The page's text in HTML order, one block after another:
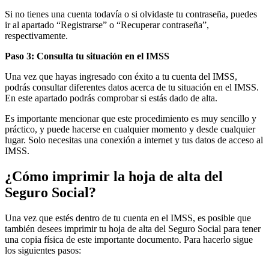
Si no tienes una cuenta todavía o si olvidaste tu contraseña, puedes
ir al apartado “Registrarse” o “Recuperar contraseña”,
respectivamente.
Paso 3: Consulta tu situación en el IMSS
Una vez que hayas ingresado con éxito a tu cuenta del IMSS,
podrás consultar diferentes datos acerca de tu situación en el IMSS.
En este apartado podrás comprobar si estás dado de alta.
Es importante mencionar que este procedimiento es muy sencillo y
práctico, y puede hacerse en cualquier momento y desde cualquier
lugar. Solo necesitas una conexión a internet y tus datos de acceso al
IMSS.
¿Cómo imprimir la hoja de alta del
Seguro Social?
Una vez que estés dentro de tu cuenta en el IMSS, es posible que
también desees imprimir tu hoja de alta del Seguro Social para tener
una copia física de este importante documento. Para hacerlo sigue
los siguientes pasos: